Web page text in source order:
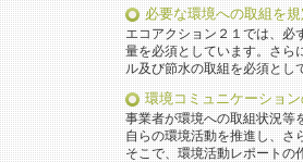
必要な環境への取組を
エコアクション２１では、必
量を必須としています。さら
ル及び節水の取組を必須とし
環境コミュニケーショ
事業者が環境への取組状況等
自らの環境活動を推進し、さ
そこで、環境活動レポートの